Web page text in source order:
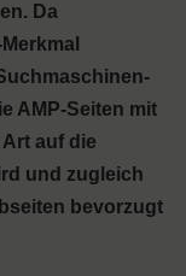
Da
AMP-Seiten mit
auf die
und zugleich
bevorzugt